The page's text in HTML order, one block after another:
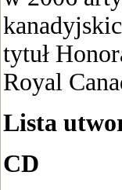
tytuł
Royal
Lista
CD